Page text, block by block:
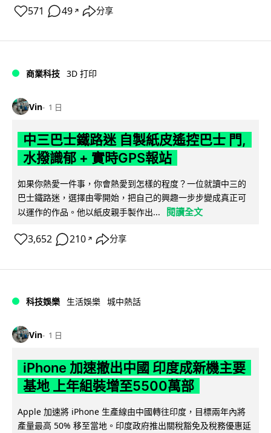
571 49 ↗ 分享
商業科技 3D 打印
Vin 1 日
中三巴士鐵路迷 自製紙皮遙控巴士 門,
水撥識郁 + 實時GPS報站
如果你熱愛一件事，你會熱愛到怎樣的程度？一位就讀中三的
巴士鐵路迷，選擇由零開始，把自己的興趣一步步變成真正可
以運作的作品。他以紙皮親手製作出...
閱讀全文
3,652 210 ↗ 分享
科技娛樂 生活娛樂 城中熱話
Vin 1 日
iPhone 加速撤出中國 印度成新機主要
基地 上年組裝增至5500萬部
Apple 加速將 iPhone 生產線由中國轉往印度，目標兩年內將
產量最高 50% 移至當地。印度政府推出關稅豁免及稅務優惠延